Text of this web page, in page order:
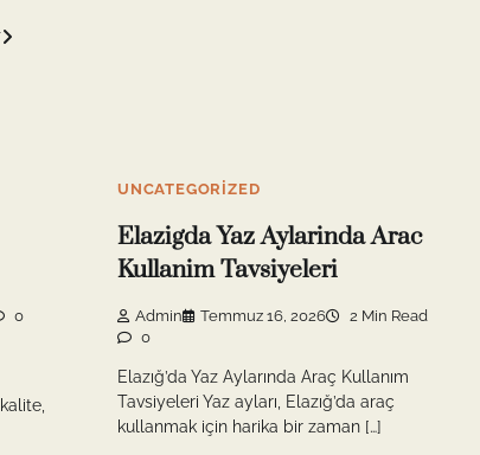
0
UNCATEGORIZED
Elazigda Yaz Aylarinda Arac
Kullanim Tavsiyeleri
Admin Temmuz 16, 2026
2 Min Read
0
Elazığ’da Yaz Aylarında Araç Kullanım
Tavsiyeleri Yaz ayları, Elazığ’da araç
kullanmak için harika bir zaman […]